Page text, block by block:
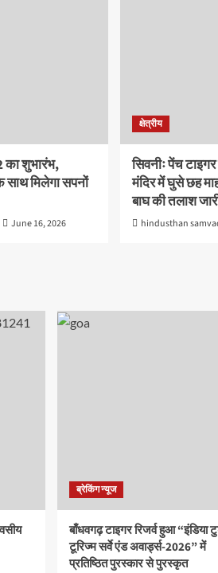
का शुभारंभ,
मिलेगा सपनों
June 16, 2026
क्षेत्रीय
सिवनीः पेंच
मंदिर में घुसे छह
बाघ की तलाश
hindusthan
ब्रेकिंग न्यूज
बाँधवगढ़ टाइगर रिजर्व हुआ “इंडिया
टूरिज्म सर्वे एंड अवार्ड्स-2026” में
प्रतिष्ठित पुरस्कार से पुरस्कृत